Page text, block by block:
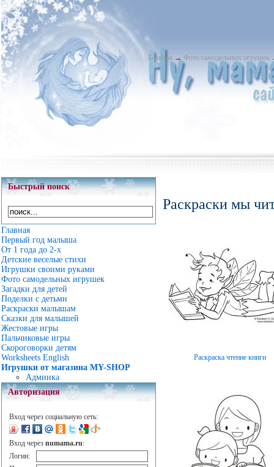
Главная → Фото самодельных игрушек
Быстрый поиск
Главная
Первый год малыша
От 1 года до 2-х
Детские веселые стихи
Игрушки своими руками
Фото самодельных игрушек
Загадки для детей
Поделки с детьми
Раскраски малышам
Сказки для малышей
Жестовые игры
Пальчиковые игры
Скороговорки детям
Worksheets English
Игрушки от магазина MY-SHOP
Админка
Авторизация
Вход через социальную сеть:
Вход через numama.ru:
Логин:
Раскраски мы
Раскраска чтение книги